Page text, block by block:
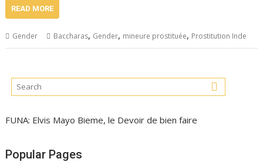
READ MORE
Gender Baccharas, Gender, mineure prostituée, Prostitution Inde
FUNA: Elvis Mayo Bieme, le Devoir de bien faire
Popular Pages